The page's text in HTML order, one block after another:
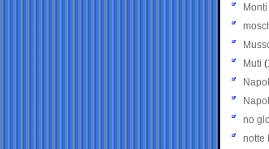
Monti
Muti
no
notte